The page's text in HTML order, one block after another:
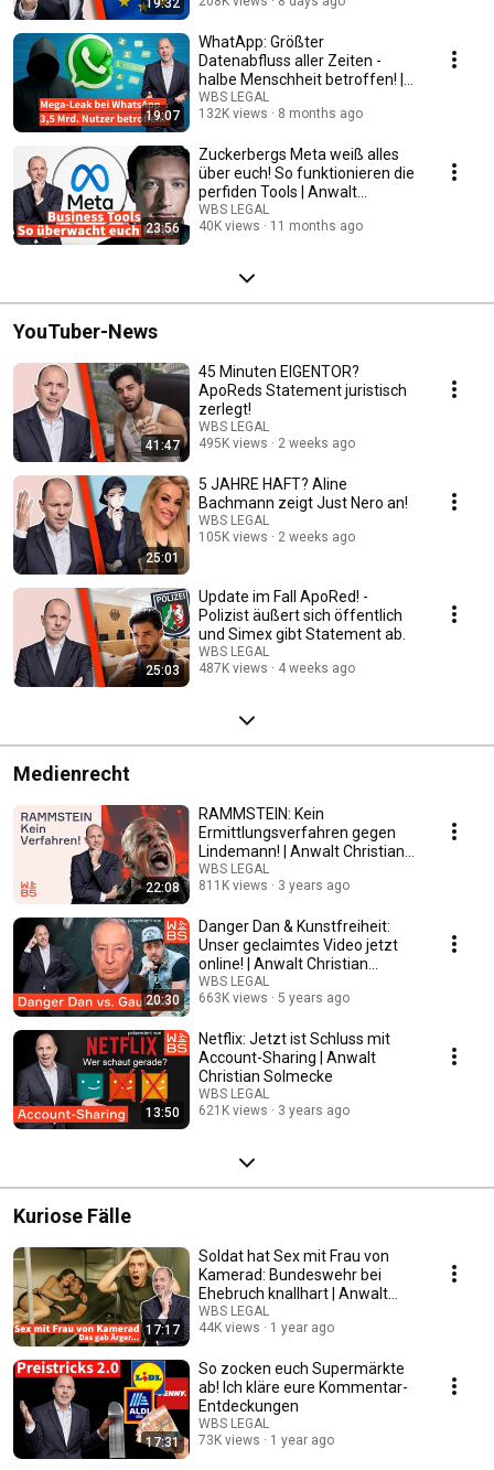
19:32
19:07
WhatApp: Größter
Datenabfluss aller Zeiten -
halbe Menschheit betroffen! |
Anwalt Christian Solmecke
WBS LEGAL
132K views
8 months ago
23:56
Zuckerbergs Meta weiß alles
über euch! So funktionieren die
perfiden Tools | Anwalt
Solmecke
WBS LEGAL
40K views
11 months ago
YouTuber-News
41:47
45 Minuten EIGENTOR?
ApoReds Statement juristisch
zerlegt!
WBS LEGAL
495K views
2 weeks ago
25:01
5 JAHRE HAFT? Aline
Bachmann zeigt Just Nero an!
WBS LEGAL
105K views
2 weeks ago
25:03
Update im Fall ApoRed! -
Polizist äußert sich öffentlich
und Simex gibt Statement ab.
WBS LEGAL
487K views
4 weeks ago
Medienrecht
22:08
RAMMSTEIN: Kein
Ermittlungsverfahren gegen
Lindemann! | Anwalt Christian
Solmecke
WBS LEGAL
811K views
3 years ago
20:30
Danger Dan & Kunstfreiheit:
Unser geclaimtes Video jetzt
online! | Anwalt Christian
Solmecke
WBS LEGAL
663K views
5 years ago
13:50
Netflix: Jetzt ist Schluss mit
Account-Sharing | Anwalt
Christian Solmecke
WBS LEGAL
621K views
3 years ago
Kuriose Fälle
17:17
Soldat hat Sex mit Frau von
Kamerad: Bundeswehr bei
Ehebruch knallhart | Anwalt
Christian Solmecke
WBS LEGAL
44K views
1 year ago
17:31
So zocken euch Supermärkte
ab! Ich kläre eure Kommentar-
Entdeckungen
WBS LEGAL
73K views
1 year ago